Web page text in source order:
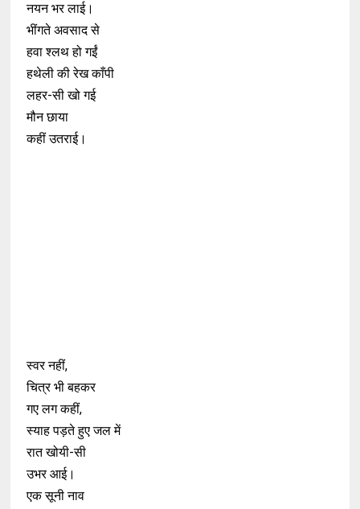
नयन भर लाई।
भींगते अवसाद से
हवा श्लथ हो गईं
हथेली की रेख काँपी
लहर-सी खो गई
मौन छाया
कहीं उतराई।
स्वर नहीं,
चित्र भी बहकर
गए लग कहीं,
स्याह पड़ते हुए जल में
रात खोयी-सी
उभर आई।
एक सूनी नाव